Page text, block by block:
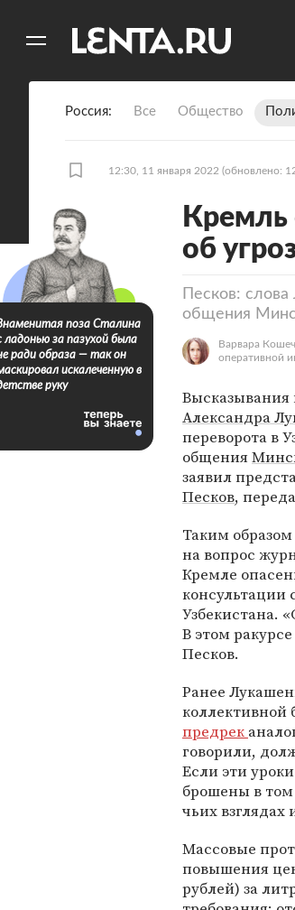
Россия Все Общество
12:30, 11 января 2022 (обновлено:
Кремль
об
Песков:
общения
Варвара
оперативной
Высказывания
Александра
переворота в
общения
заявил
Песков,
Таким
на вопрос
Кремле
консультации
Узбекистана.
В этом
Песков.
Ранее
коллективной
предрек
говорили,
Если эти
брошены в том
чьих взглядах
Массовые
повышения цен
рублей) за
поза Сталина
ладонью за пазухой была
ради образа — так он
искалеченную в
руку